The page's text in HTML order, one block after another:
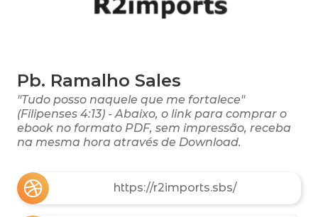
Pb. Ramalho Sales
"Tudo posso naquele que me fortalece"
(Filipenses 4:13) - Abaixo, o link para comprar o
ebook no formato PDF, sem impressão, receba
na mesma hora através de Download.
https://r2imports.sbs/